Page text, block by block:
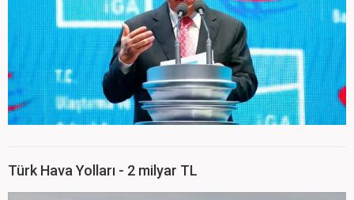
Türk Hava Yolları - 2 milyar TL